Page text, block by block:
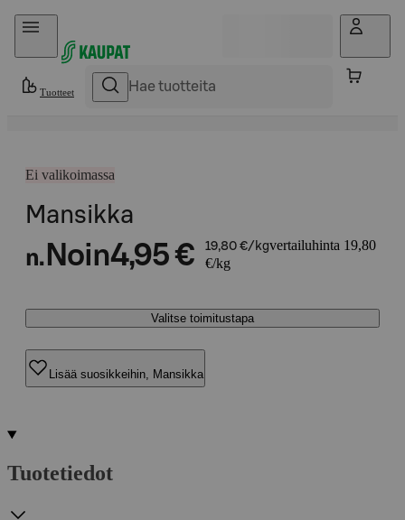
Hyppää sisältöön
Tuotteet
Ei valikoimassa
Mansikka
n. Noin4,95 € 19,80 €/kgvertailuhinta 19,80
€/kg
Valitse toimitustapa
Lisää suosikkeihin, Mansikka
Tuotetiedot